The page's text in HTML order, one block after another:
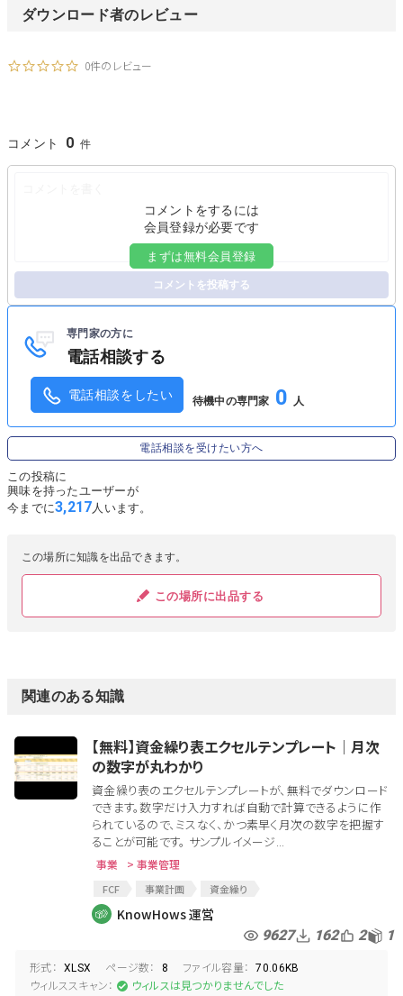
ダウンロード者のレビュー
0件のレビュー
コメント 0
コメントをするには
会員登録が必要です
まずは無料会員登録
コメントを投稿する
専門家の方に
電話相談する
電話相談をしたい 待機中の専門家 0 人
電話相談を受けたい方へ
この投稿に
興味を持ったユーザーが
今までに3,217人います。
この場所に知識を出品できます。
この場所に出品する
関連のある知識
【無料】資金繰り表エクセルテンプレート│月次
の数字が丸わかり
資金繰り表のエクセルテンプレートが、無料でダウンロード
できます。数字だけ入力すれば自動で計算できるように作
られているので、ミスなく、かつ素早く月次の数字を把握す
ることが可能です。 サンプルイメージ...
事業 > 事業管理
FCF 事業計画
資金繰り
資金繰り表作成の注意点
貸借対照表
キャッシュフロー CF
資金繰表
KnowHows 運営
9627 162 2 1
形式： XLSX ページ数： 8 ファイル容量： 70.06KB
ウィルススキャン： ウィルスは見つかりませんでした